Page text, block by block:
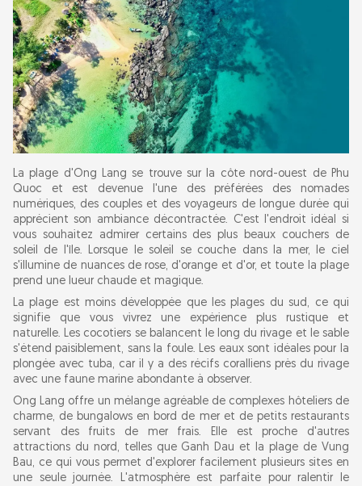
La plage d'Ong Lang se trouve sur la côte nord-ouest de Phu
Quoc et est devenue l'une des préférées des nomades
numériques, des couples et des voyageurs de longue durée qui
apprécient son ambiance décontractée. C'est l'endroit idéal si
vous souhaitez admirer certains des plus beaux couchers de
soleil de l'île. Lorsque le soleil se couche dans la mer, le ciel
s'illumine de nuances de rose, d'orange et d'or, et toute la plage
prend une lueur chaude et magique.
La plage est moins développée que les plages du sud, ce qui
signifie que vous vivrez une expérience plus rustique et
naturelle. Les cocotiers se balancent le long du rivage et le sable
s'étend paisiblement, sans la foule. Les eaux sont idéales pour la
plongée avec tuba, car il y a des récifs coralliens près du rivage
avec une faune marine abondante à observer.
Ong Lang offre un mélange agréable de complexes hôteliers de
charme, de bungalows en bord de mer et de petits restaurants
servant des fruits de mer frais. Elle est proche d'autres
attractions du nord, telles que Ganh Dau et la plage de Vung
Bau, ce qui vous permet d'explorer facilement plusieurs sites en
une seule journée. L'atmosphère est parfaite pour ralentir le